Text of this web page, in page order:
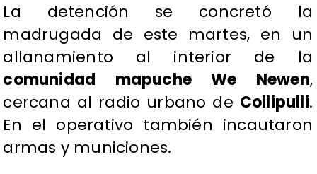
La detención se concretó la
madrugada de este martes, en un
allanamiento al interior de la
comunidad mapuche We Newen,
cercana al radio urbano de Collipulli.
En el operativo también incautaron
armas y municiones.